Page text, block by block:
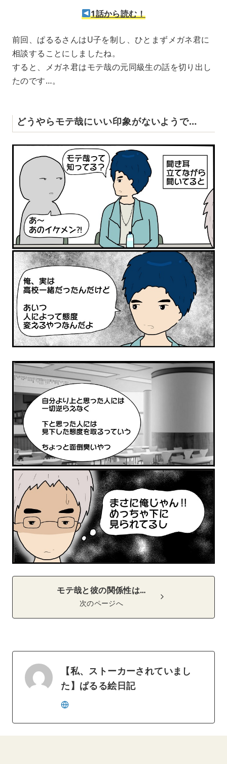
1話から読む！
前回、ぱるるさんはU子を制し、ひとまずメガネ君に
相談することにしましたね。
すると、メガネ君はモテ哉の元同級生の話を切り出し
たのです…。
どうやらモテ哉にいい印象がないようで…
モテ哉と彼の関係性は…
次のページへ
【私、ストーカーされていまし
た】ぱるる絵日記